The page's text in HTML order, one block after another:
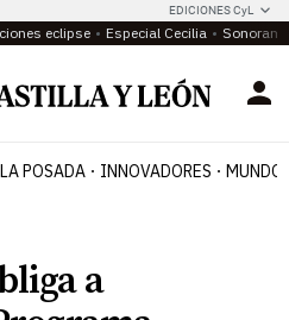
EDICIONES CyL
eclipse Especial Cecilia
LA POSADA INNOVADORES MUNDO
a